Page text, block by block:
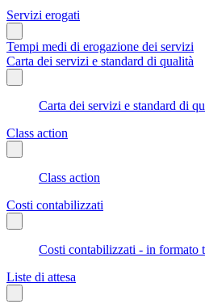
Servizi erogati
Tempi medi di erogazione dei servizi
Carta dei servizi e standard di qualità
Carta dei servizi e standard di
Class action
Class action
Costi contabilizzati
Costi contabilizzati - in formato
Liste di attesa